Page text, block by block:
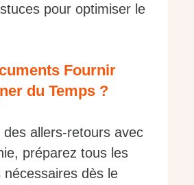
pour optimiser le
Fournir
du Temps ?
des allers-retours avec
préparez tous les
nécessaires dès le